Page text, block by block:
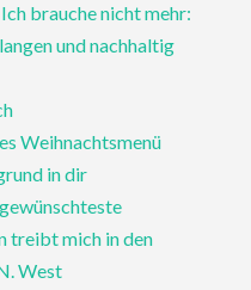
brauche nicht mehr:
und nachhaltig
Weihnachtsmenü
in dir
treibt mich in den
West